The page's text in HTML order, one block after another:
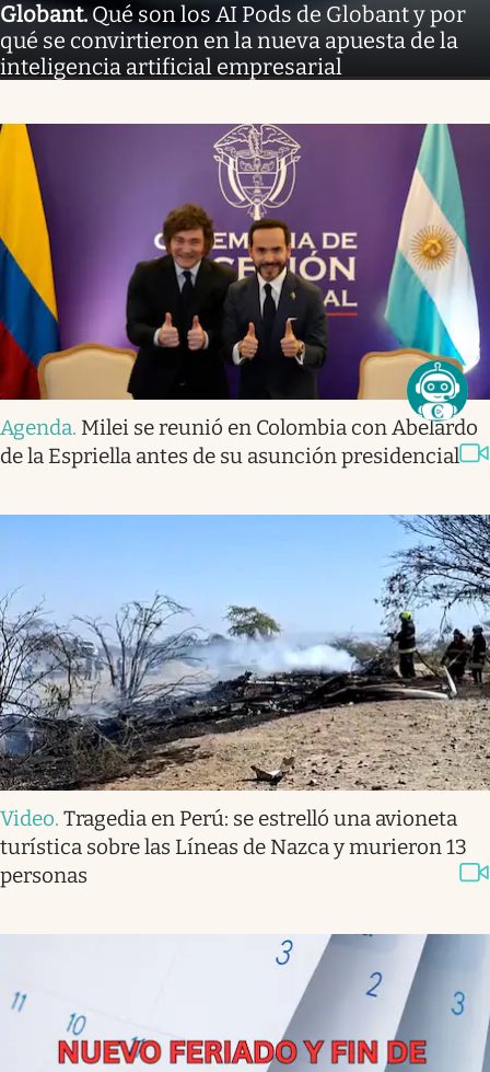
Globant.Qué son los AI Pods de Globant y por
qué se convirtieron en la nueva apuesta de la
inteligencia artificial empresarial
Agenda. Milei se reunió en Colombia con Abelardo
de la Espriella antes de su asunción presidencial
Video. Tragedia en Perú: se estrelló una avioneta
turística sobre las Líneas de Nazca y murieron 13
personas